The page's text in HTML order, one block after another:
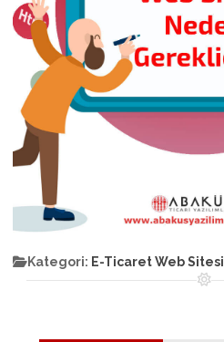
Kategori: E-Ticaret Web Sitesi